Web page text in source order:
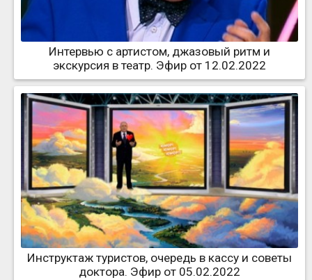
Интервью с артистом, джазовый ритм и
экскурсия в театр. Эфир от 12.02.2022
Инструктаж туристов, очередь в кассу и советы
доктора. Эфир от 05.02.2022